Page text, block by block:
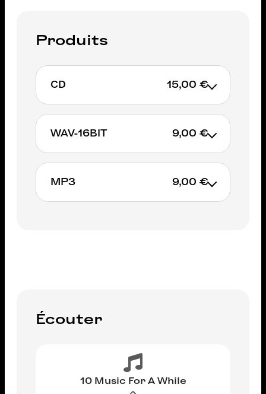
Produits
CD 15,00 €
AJOUTER AU PANIER
WAV-16BIT 9,00 €
AJOUTER AU PANIER
MP3 9,00 €
Écouter
10 Music For A While